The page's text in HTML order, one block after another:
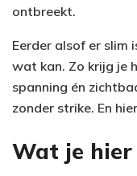
ontbreekt.
Eerder alsof er slim
wat kan. Zo krijg je
spanning én
zonder strike. En
Wat je